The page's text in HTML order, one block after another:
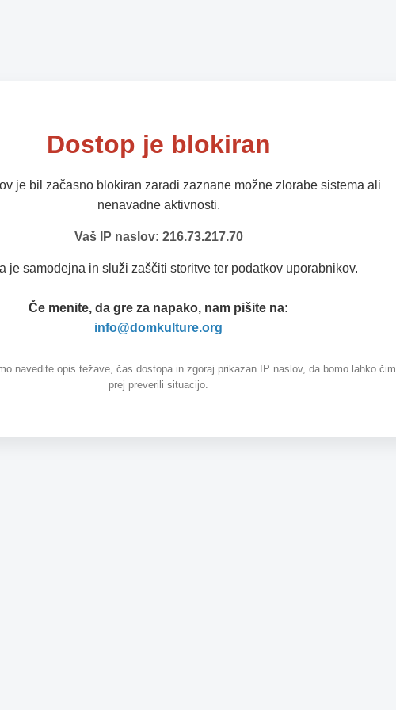
Dostop je blokiran
je bil začasno blokiran zaradi zaznane možne zlorabe sistema ali
nenavadne aktivnosti.
Vaš IP naslov: 216.73.217.70
je samodejna in služi zaščiti storitve ter podatkov uporabnikov.
Če menite, da gre za napako, nam pišite na:
info@domkulture.org
navedite opis težave, čas dostopa in zgoraj prikazan IP naslov, da bomo lahko čim
prej preverili situacijo.